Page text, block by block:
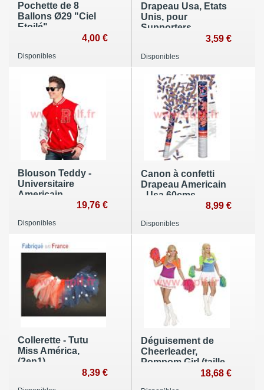
Pochette de 8
Ballons Ø29 "Ciel
Etoilé"
4,00 €
Disponibles
Drapeau Usa, Etats
Unis, pour
Supporters,
Manifestations,3,59 €
Disponibles
Blouson Teddy -
Universitaire
Americain
19,76 €
Disponibles
Canon à confetti
Drapeau Americain
- Usa 60cms
8,99 €
Disponibles
Collerette - Tutu
Miss América,
(2en1)
8,39 €
Déguisement de
Cheerleader,
Pompom Girl (taille
18,68 €